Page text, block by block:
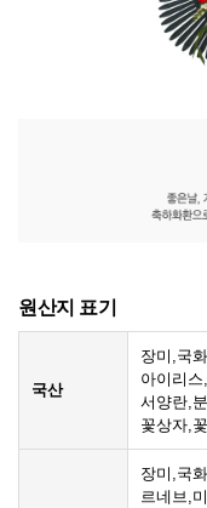
원산지 표기
국산
장미,국
아이리
서양란,
꽃상자,
장미,국
르네브,